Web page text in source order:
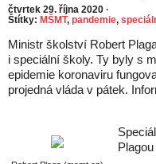
čtvrtek 29. října 2020 ·
Štítky: MŠMT, pandemie,
Ministr školství Robert
i speciální školy. Ty byly s
epidemie koronaviru
projedná vláda v pátek.